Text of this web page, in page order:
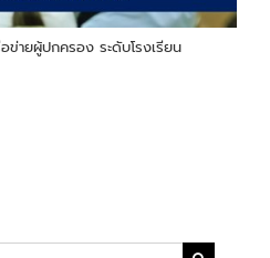
ข่ายผู้ปกครอง ระดับโรงเรียน